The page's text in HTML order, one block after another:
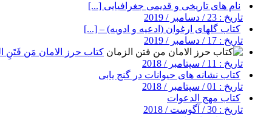
نام های تاریخی و قدیمی جغرافیایی [...]
تاریخ : 23 / دسامبر / 2019
کتاب گلهای ارغوان (ادعیه و ادویه) – [...]
تاریخ : 17 / دسامبر / 2019
کتاب حرز الامان مَن فَتَنِ
تاریخ : 11 / سپتامبر / 2018
کتاب نشانه های حیوانات در گنج یابی
تاریخ : 01 / سپتامبر / 2018
کتاب مهج الدعوات
تاریخ : 30 / آگوست / 2018